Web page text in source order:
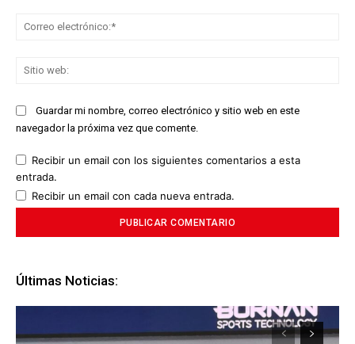
Guardar mi nombre, correo electrónico y sitio web en este
navegador la próxima vez que comente.
Recibir un email con los siguientes comentarios a esta
entrada.
Recibir un email con cada nueva entrada.
Últimas Noticias: